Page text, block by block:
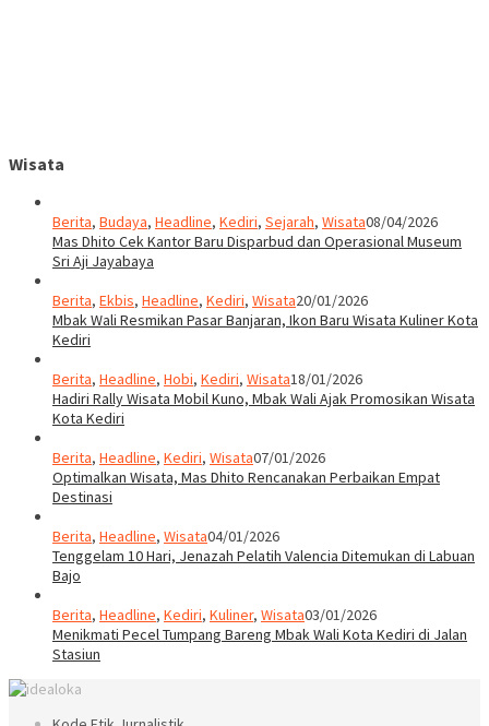
Wisata
Berita, Budaya, Headline, Kediri, Sejarah, Wisata08/04/2026
Mas Dhito Cek Kantor Baru Disparbud dan Operasional Museum
Sri Aji Jayabaya
Berita, Ekbis, Headline, Kediri, Wisata20/01/2026
Mbak Wali Resmikan Pasar Banjaran, Ikon Baru Wisata Kuliner Kota
Kediri
Berita, Headline, Hobi, Kediri, Wisata18/01/2026
Hadiri Rally Wisata Mobil Kuno, Mbak Wali Ajak Promosikan Wisata
Kota Kediri
Berita, Headline, Kediri, Wisata07/01/2026
Optimalkan Wisata, Mas Dhito Rencanakan Perbaikan Empat
Destinasi
Berita, Headline, Wisata04/01/2026
Tenggelam 10 Hari, Jenazah Pelatih Valencia Ditemukan di Labuan
Bajo
Berita, Headline, Kediri, Kuliner, Wisata03/01/2026
Menikmati Pecel Tumpang Bareng Mbak Wali Kota Kediri di Jalan
Stasiun